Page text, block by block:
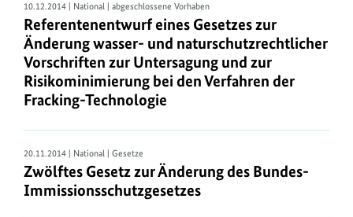
auch
über
den
Aktualitätendienst
.
Das
gesamte
aktuelle
Bundesrecht
steht
10.12.2014 | National | abgeschlossene Vorhaben
Referentenentwurf eines Gesetzes zur
Änderung wasser- und naturschutzrechtlicher
Vorschriften zur Untersagung und zur
Risikominimierung bei den Verfahren der
Fracking-Technologie
20.11.2014 | National | Gesetze
Zwölftes Gesetz zur Änderung des Bundes-
Immissionsschutzgesetzes